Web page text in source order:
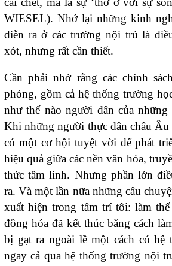
WIESEL). Nhớ lại những kinh
diễn ra ở các trường nội trú là
xót, nhưng rất cần thiết.
Cần phải nhớ rằng các chính
phóng, gồm cả hệ thống trường
như thế nào người dân của
Khi những người thực dân châu Âu
có một cơ hội tuyệt vời để phát
hiệu quả giữa các nền văn hóa,
thức tâm linh. Nhưng phần lớn
ra. Và một lần nữa những câu
xuất hiện trong tâm trí tôi: làm thế
đồng hóa đã kết thúc bằng cách
bị gạt ra ngoài lề một cách có hệ
ngay cả qua hệ thống trường nội